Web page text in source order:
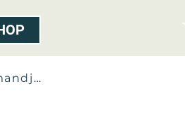
Winkelmandje